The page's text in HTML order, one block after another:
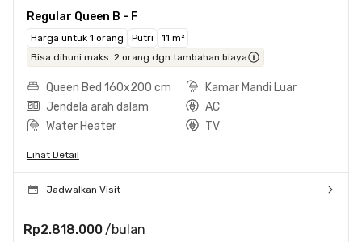
Regular Queen B - F
Harga untuk 1 orang Putri
11 m²
Bisa dihuni maks. 2 orang dgn tambahan biaya
Queen Bed 160x200 cm
Kamar Mandi Luar
Jendela arah dalam
AC
Water Heater
TV
Lihat Detail
Jadwalkan Visit
Rp2.818.000 /bulan